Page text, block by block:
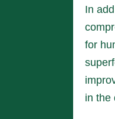
In
for
in the